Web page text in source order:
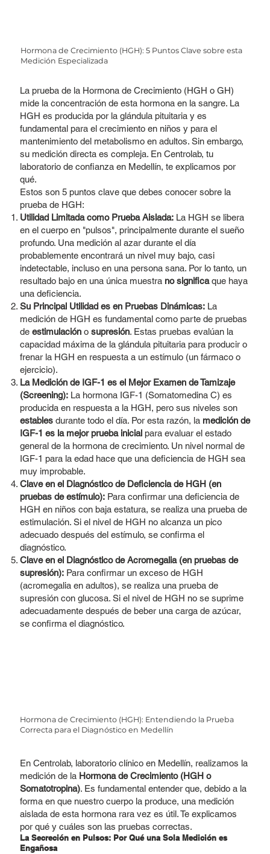
Hormona de Crecimiento (HGH): 5 Puntos Clave sobre esta
Medición Especializada
La prueba de la Hormona de Crecimiento (HGH o GH)
mide la concentración de esta hormona en la sangre. La
HGH es producida por la glándula pituitaria y es
fundamental para el crecimiento en niños y para el
mantenimiento del metabolismo en adultos. Sin embargo,
su medición directa es compleja. En Centrolab, tu
laboratorio de confianza en Medellín, te explicamos por
qué.
Estos son 5 puntos clave que debes conocer sobre la
prueba de HGH:
Utilidad Limitada como Prueba Aislada:La HGH se libera
en el cuerpo en "pulsos", principalmente durante el sueño
profundo. Una medición al azar durante el día
probablemente encontrará un nivel muy bajo, casi
indetectable, incluso en una persona sana. Por lo tanto, un
resultado bajo en una única muestra no significaque haya
una deficiencia.
Su Principal Utilidad es en Pruebas Dinámicas:La
medición de HGH es fundamental como parte de pruebas
de estimulacióno supresión. Estas pruebas evalúan la
capacidad máxima de la glándula pituitaria para producir o
frenar la HGH en respuesta a un estímulo (un fármaco o
ejercicio).
La Medición de IGF-1 es el Mejor Examen de Tamizaje
(Screening):La hormona IGF-1 (Somatomedina C) es
producida en respuesta a la HGH, pero sus niveles son
establesdurante todo el día. Por esta razón, la medición de
IGF-1 es la mejor prueba inicialpara evaluar el estado
general de la hormona de crecimiento. Un nivel normal de
IGF-1 para la edad hace que una deficiencia de HGH sea
muy improbable.
Clave en el Diagnóstico de Deficiencia de HGH (en
pruebas de estímulo):Para confirmar una deficiencia de
HGH en niños con baja estatura, se realiza una prueba de
estimulación. Si el nivel de HGH no alcanza un pico
adecuado después del estímulo, se confirma el
diagnóstico.
Clave en el Diagnóstico de Acromegalia (en pruebas de
supresión):Para confirmar un exceso de HGH
(acromegalia en adultos), se realiza una prueba de
supresión con glucosa. Si el nivel de HGH no se suprime
adecuadamente después de beber una carga de azúcar,
se confirma el diagnóstico.
Hormona de Crecimiento (HGH): Entendiendo la Prueba
Correcta para el Diagnóstico en Medellín
En Centrolab, laboratorio clínico en Medellín, realizamos la
medición de la Hormona de Crecimiento (HGH o
Somatotropina). Es fundamental entender que, debido a la
forma en que nuestro cuerpo la produce, una medición
aislada de esta hormona rara vez es útil. Te explicamos
por qué y cuáles son las pruebas correctas.
La Secreción en Pulsos: Por Qué una Sola Medición es
Engañosa